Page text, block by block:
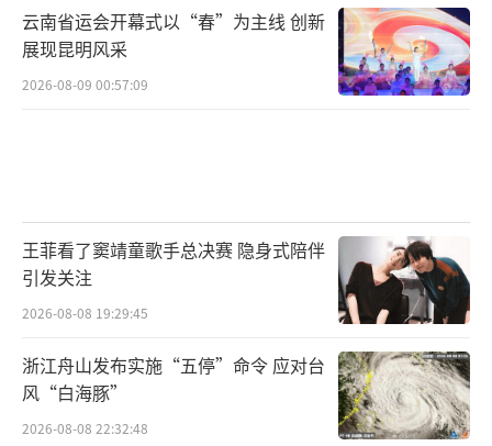
云南省运会开幕式以“春”为主线 创新
展现昆明风采
2026-08-09 00:57:09
王菲看了窦靖童歌手总决赛 隐身式陪伴
引发关注
2026-08-08 19:29:45
浙江舟山发布实施“五停”命令 应对台
风“白海豚”
2026-08-08 22:32:48